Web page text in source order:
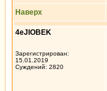
Наверх
4eJIOBEK
Зарегистрирован:
15.01.2019
Суждений: 2820